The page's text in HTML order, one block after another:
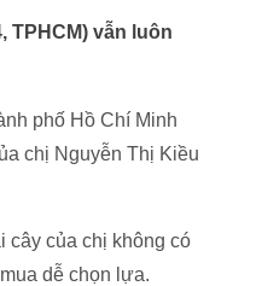
TPHCM) vẫn luôn
phố Hồ Chí Minh
chị Nguyễn Thị Kiều
cây của chị không có
dễ chọn lựa.